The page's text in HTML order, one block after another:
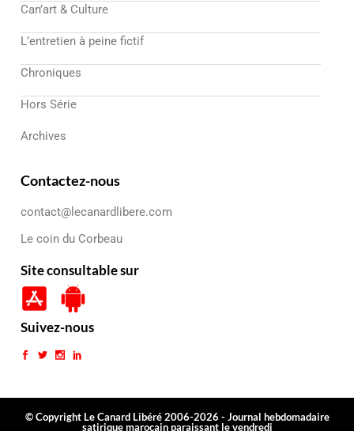
Can’art & Culture
L’entretien à peine fictif
Chroniques
Hors Série
Archives
Contactez-nous
contact@lecanardlibere.com
Le coin du Corbeau
Site consultable sur
Suivez-nous
© Copyright Le Canard Libéré 2006-2026 - Journal hebdomadaire
satirique marocain paraissant le vendredi